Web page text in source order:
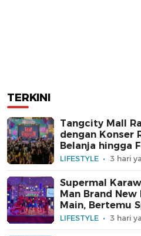
TERKINI
Tangcity Mall
dengan Konser
Belanja hingga
LIFESTYLE 3 hari
Supermal
Man Brand
Main, Bertemu
LIFESTYLE 3 hari